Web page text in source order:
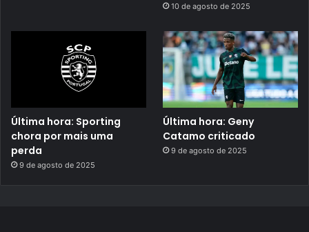
10 de agosto de 2025
Última hora: Sporting
chora por mais uma
perda
9 de agosto de 2025
Última hora: Geny
Catamo criticado
9 de agosto de 2025